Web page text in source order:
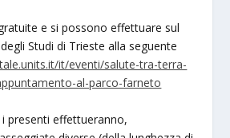
e si possono effettuare sul
Studi di Trieste alla seguente
it/eventi/salute-tra-terra-
al-parco-farneto
presenti effettueranno,